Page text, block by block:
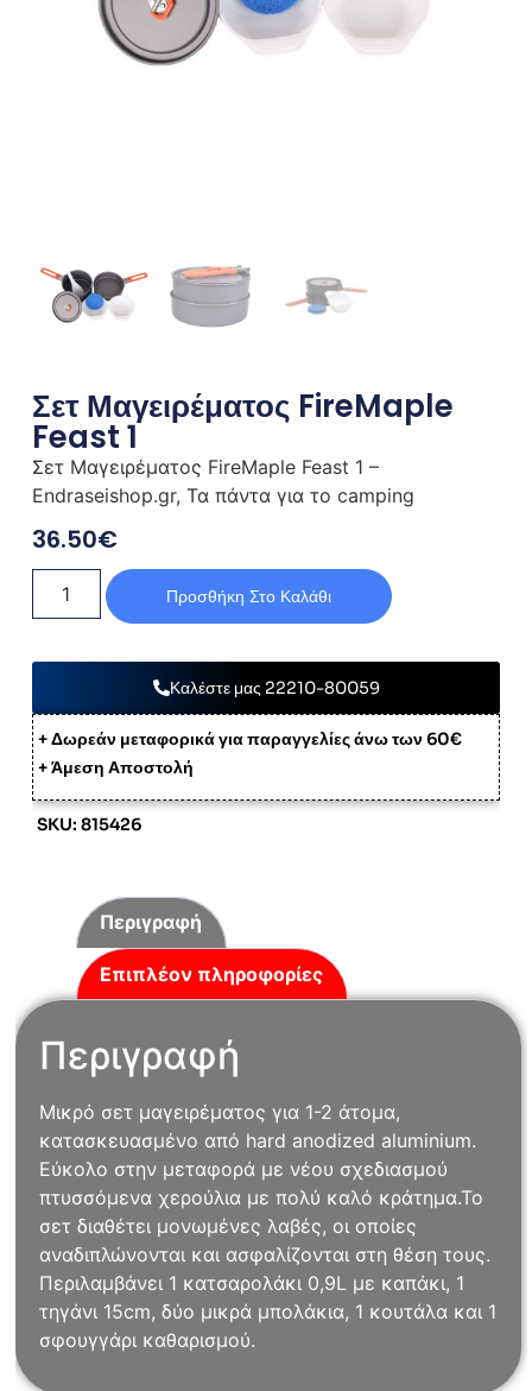
Σετ Μαγειρέματος FireMaple
Feast 1
Σετ Μαγειρέματος FireMaple Feast 1 –
Endraseishop.gr, Τα πάντα για το camping
36.50€
Προσθήκη Στο Καλάθι
Καλέστε μας 22210-80059
+ Δωρεάν μεταφορικά για παραγγελίες άνω των 60€
+ Άμεση Αποστολή
SKU: 815426
Περιγραφή
Επιπλέον πληροφορίες
Περιγραφή
Μικρό σετ μαγειρέματος για 1-2 άτομα,
κατασκευασμένο από hard anodized aluminium.
Εύκολο στην μεταφορά με νέου σχεδιασμού
πτυσσόμενα χερούλια με πολύ καλό κράτημα.Το
σετ διαθέτει μονωμένες λαβές, οι οποίες
αναδιπλώνονται και ασφαλίζονται στη θέση τους.
Περιλαμβάνει 1 κατσαρολάκι 0,9L με καπάκι, 1
τηγάνι 15cm, δύο μικρά μπολάκια, 1 κουτάλα και 1
σφουγγάρι καθαρισμού.